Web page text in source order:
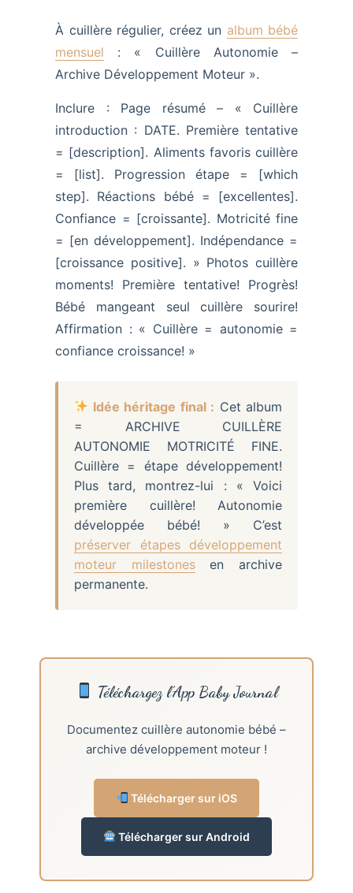
À cuillère régulier, créez un album bébé
mensuel : « Cuillère Autonomie –
Archive Développement Moteur ».
Inclure : Page résumé – « Cuillère
introduction : DATE. Première tentative
= [description]. Aliments favoris cuillère
= [list]. Progression étape = [which
step]. Réactions bébé = [excellentes].
Confiance = [croissante]. Motricité fine
= [en développement]. Indépendance =
[croissance positive]. » Photos cuillère
moments! Première tentative! Progrès!
Bébé mangeant seul cuillère sourire!
Affirmation : « Cuillère = autonomie =
confiance croissance! »
Idée héritage final : Cet album
= ARCHIVE CUILLÈRE
AUTONOMIE MOTRICITÉ FINE.
Cuillère = étape développement!
Plus tard, montrez-lui : « Voici
première cuillère! Autonomie
développée bébé! » C’est
préserver étapes développement
moteur milestonesen archive
permanente.
Téléchargez l’App Baby Journal
Documentez cuillère autonomie bébé –
archive développement moteur !
Télécharger sur iOS
Télécharger sur Android